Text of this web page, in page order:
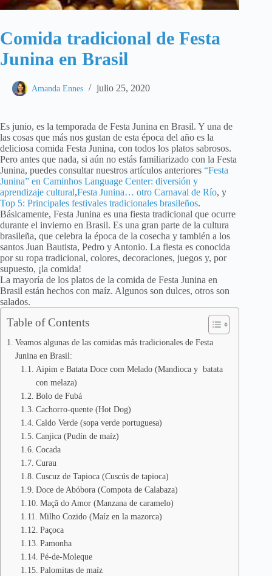
Comida tradicional de Festa
Junina en Brasil
Amanda Ennes julio 25, 2020
Es junio, es la temporada de Festa Junina en Brasil. Y una de
las cosas que más nos gustan de esta época del año es la
deliciosa comida Festa Junina, con todos los platos sabrosos.
Pero antes que nada, si aún no estás familiarizado con la Festa
Junina, puedes consultar nuestros artículos anteriores “Festa
Junina” en Caminhos Language Center: diversión y
aprendizaje cultural,Festa Junina… otro Carnaval de Río, y
Top 5: Principales festivales tradicionales brasileños.
Básicamente, Festa Junina es una fiesta tradicional que ocurre
durante el invierno en Brasil. Es una gran parte de la cultura
brasileña, que celebra la época de la cosecha y también a los
santos Juan Bautista, Pedro y Antonio. La fiesta es conocida
por su ropa tradicional, colores, decoraciones, juegos y, por
supuesto, ¡la comida!
La mayoría de los platos de la comida de Festa Junina en
Brasil están hechos con maíz. Algunos son dulces, otros son
salados.
Table of Contents
Veamos algunas de las comidas más tradicionales de Festa
Junina en Brasil:
Aipim e Batata Doce com Melado (Mandioca y batata
con melaza)
Bolo de Fubá
Cachorro-quente (Hot Dog)
Caldo Verde (sopa verde portuguesa)
Canjica (Pudín de maíz)
Cocada
Curau
Cuscuz de Tapioca (Cuscús de tapioca)
Doce de Abóbora (Compota de Calabaza)
Maçã do Amor (Manzana de caramelo)
Milho Cozido (Maíz en la mazorca)
Paçoca
Pamonha
Pé-de-Moleque
Palomitas de maíz